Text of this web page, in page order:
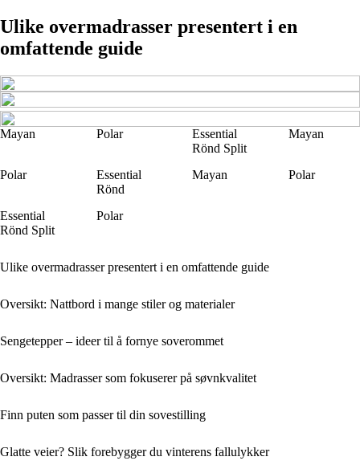
Ulike overmadrasser presentert i en
omfattende guide
Mayan Polar
Essential
Rönd Split
Mayan
Polar
Essential
Rönd
Mayan Polar
Essential
Rönd Split
Polar
Ulike overmadrasser presentert i en omfattende guide
Oversikt: Nattbord i mange stiler og materialer
Sengetepper – ideer til å fornye soverommet
Oversikt: Madrasser som fokuserer på søvnkvalitet
Finn puten som passer til din sovestilling
Glatte veier? Slik forebygger du vinterens fallulykker